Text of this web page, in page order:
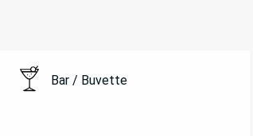
Bar / Buvette